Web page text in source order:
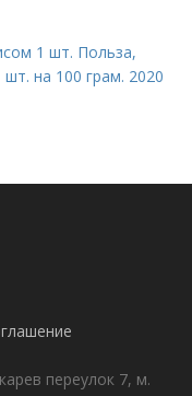
1 шт. Польза,
на 100 грам. 2020
переулок 7, м.